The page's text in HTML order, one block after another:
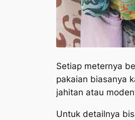
Setiap meternya
pakaian biasanya
jahitan atau
Untuk detailnya